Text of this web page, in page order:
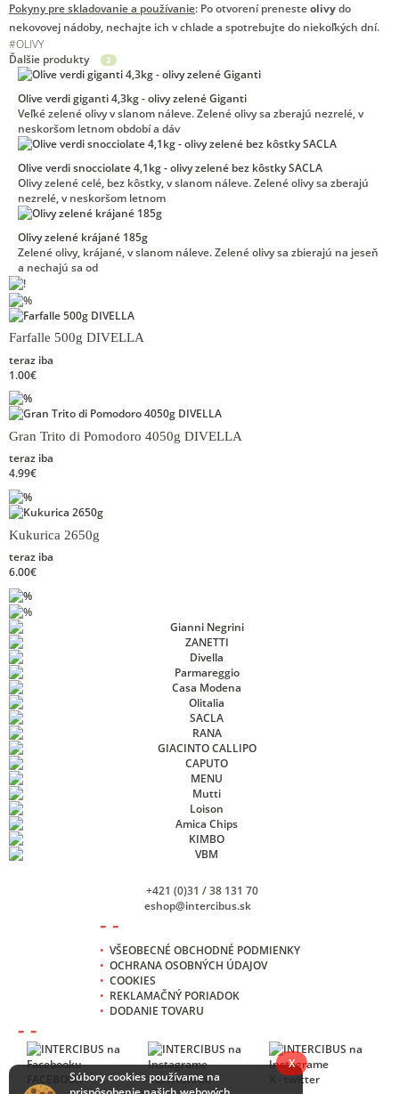
Pokyny pre skladovanie a používanie: Po otvorení prenesteolivydo
nekovovej nádoby, nechajte ich v chlade a spotrebujte do niekoľkých dní.
#OLIVY
Ďalšie produkty
3
Olive verdi giganti 4,3kg - olivy zelené Giganti
Veľké zelené olivy v slanom náleve. Zelené olivy sa zberajú nezrelé, v
neskoršom letnom období a dáv
Olive verdi snocciolate 4,1kg - olivy zelené bez kôstky SACLA
Olivy zelené celé, bez kôstky, v slanom náleve. Zelené olivy sa zberajú
nezrelé, v neskoršom letnom
Olivy zelené krájané 185g
Zelené olivy, krájané, v slanom náleve. Zelené olivy sa zbierajú na jeseň
a nechajú sa od
Farfalle 500g DIVELLA
teraz iba
1.00€
Gran Trito di Pomodoro 4050g DIVELLA
teraz iba
4.99€
Kukurica 2650g
teraz iba
6.00€
+421 (0)31 / 38 131 70
eshop@intercibus.sk
- -
• VŠEOBECNÉ OBCHODNÉ PODMIENKY
• OCHRANA OSOBNÝCH ÚDAJOV
• COOKIES
• REKLAMAČNÝ PORIADOK
• DODANIE TOVARU
- -
FACEBOOK INSTAGRAM X - twitter
Súbory cookies používame na
X